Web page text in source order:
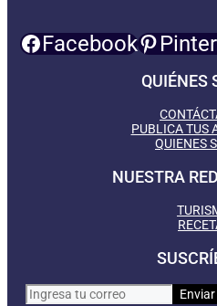
Facebook
QUIÉNES
PUBLICA TUS
QUIENES
NUESTRA